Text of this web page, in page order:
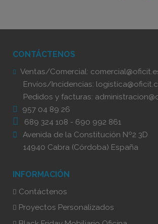
CONTÁCTENOS
Ventas/Comercial:
Envíos/Incidencias:
Pedidos y facturas:
957 04 89 26
689 324 108 - 690 992 861
Avenida de la Constitución Nº2 3D
14940 Cabra (Córdoba) España
INFORMACIÓN
Contáctenos
Proyectos Personalizados